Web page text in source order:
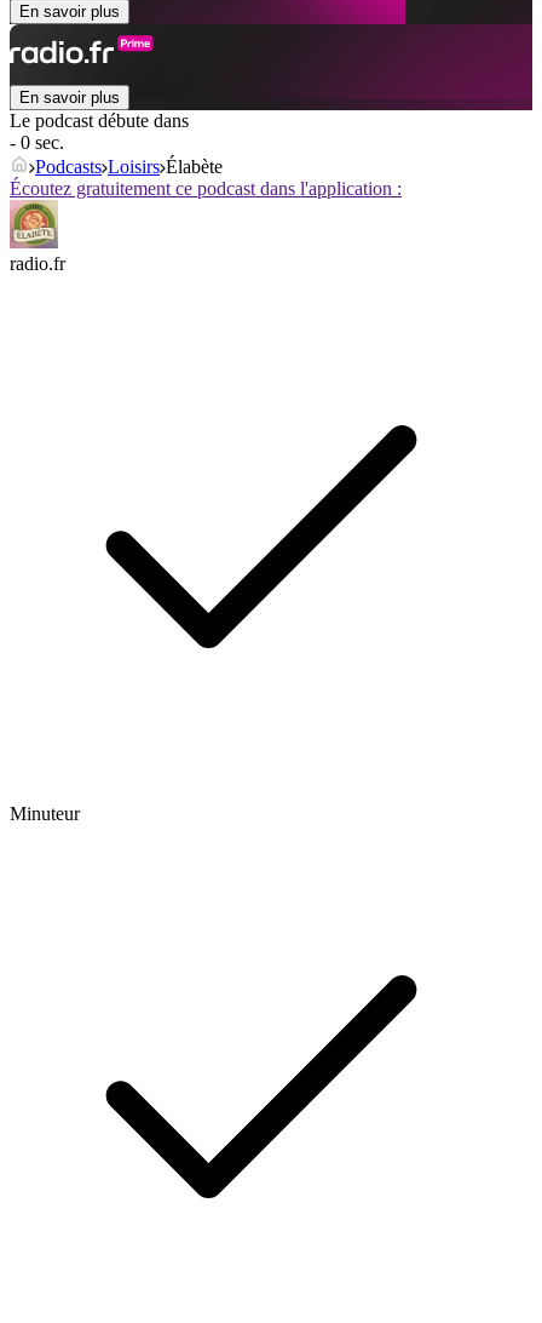
En savoir plus
En savoir plus
Le podcast débute dans
- 0 sec.
Podcasts Loisirs Élabète
Écoutez gratuitement ce podcast dans l'application :
radio.fr
Minuteur